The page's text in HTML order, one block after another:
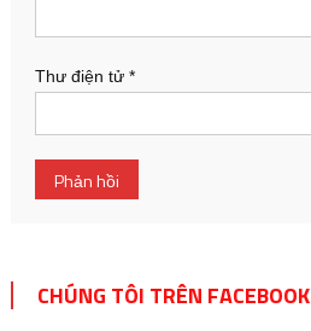
Thư điện tử *
CHÚNG TÔI TRÊN FACEBOOK